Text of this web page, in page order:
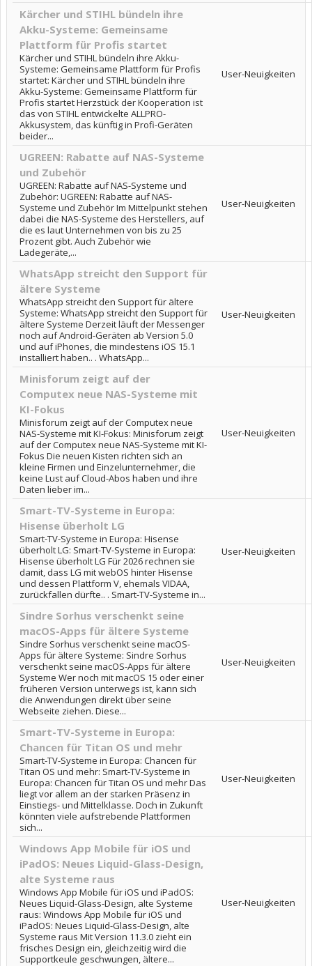
Kärcher und STIHL bündeln ihre
Akku-Systeme: Gemeinsame
Plattform für Profis startet
Kärcher und STIHL bündeln ihre Akku-
Systeme: Gemeinsame Plattform für Profis
startet: Kärcher und STIHL bündeln ihre
Akku-Systeme: Gemeinsame Plattform für
Profis startet Herzstück der Kooperation ist
das von STIHL entwickelte ALLPRO-
Akkusystem, das künftig in Profi-Geräten
beider...
User-Neuigkeiten
UGREEN: Rabatte auf NAS-Systeme
und Zubehör
UGREEN: Rabatte auf NAS-Systeme und
Zubehör: UGREEN: Rabatte auf NAS-
Systeme und Zubehör Im Mittelpunkt stehen
dabei die NAS-Systeme des Herstellers, auf
die es laut Unternehmen von bis zu 25
Prozent gibt. Auch Zubehör wie
Ladegeräte,...
User-Neuigkeiten
WhatsApp streicht den Support für
ältere Systeme
WhatsApp streicht den Support für ältere
Systeme: WhatsApp streicht den Support für
ältere Systeme Derzeit läuft der Messenger
noch auf Android-Geräten ab Version 5.0
und auf iPhones, die mindestens iOS 15.1
installiert haben.. . WhatsApp...
User-Neuigkeiten
Minisforum zeigt auf der
Computex neue NAS-Systeme mit
KI-Fokus
Minisforum zeigt auf der Computex neue
NAS-Systeme mit KI-Fokus: Minisforum zeigt
auf der Computex neue NAS-Systeme mit KI-
Fokus Die neuen Kisten richten sich an
kleine Firmen und Einzelunternehmer, die
keine Lust auf Cloud-Abos haben und ihre
Daten lieber im...
User-Neuigkeiten
Smart-TV-Systeme in Europa:
Hisense überholt LG
Smart-TV-Systeme in Europa: Hisense
überholt LG: Smart-TV-Systeme in Europa:
Hisense überholt LG Für 2026 rechnen sie
damit, dass LG mit webOS hinter Hisense
und dessen Plattform V, ehemals VIDAA,
zurückfallen dürfte.. . Smart-TV-Systeme in...
User-Neuigkeiten
Sindre Sorhus verschenkt seine
macOS-Apps für ältere Systeme
Sindre Sorhus verschenkt seine macOS-
Apps für ältere Systeme: Sindre Sorhus
verschenkt seine macOS-Apps für ältere
Systeme Wer noch mit macOS 15 oder einer
früheren Version unterwegs ist, kann sich
die Anwendungen direkt über seine
Webseite ziehen. Diese...
User-Neuigkeiten
Smart-TV-Systeme in Europa:
Chancen für Titan OS und mehr
Smart-TV-Systeme in Europa: Chancen für
Titan OS und mehr: Smart-TV-Systeme in
Europa: Chancen für Titan OS und mehr Das
liegt vor allem an der starken Präsenz in
Einstiegs- und Mittelklasse. Doch in Zukunft
könnten viele aufstrebende Plattformen
sich...
User-Neuigkeiten
Windows App Mobile für iOS und
iPadOS: Neues Liquid-Glass-Design,
alte Systeme raus
Windows App Mobile für iOS und iPadOS:
Neues Liquid-Glass-Design, alte Systeme
raus: Windows App Mobile für iOS und
iPadOS: Neues Liquid-Glass-Design, alte
Systeme raus Mit Version 11.3.0 zieht ein
frisches Design ein, gleichzeitig wird die
Supportkeule geschwungen, ältere...
User-Neuigkeiten